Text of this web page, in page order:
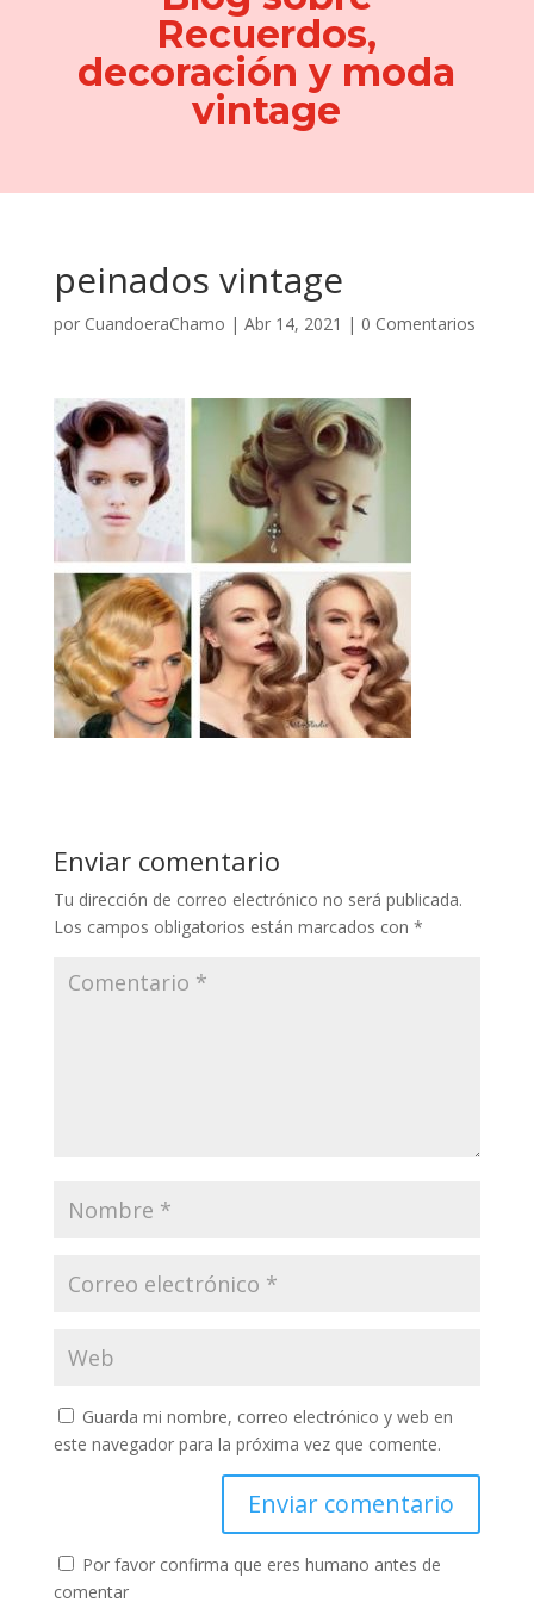
Recuerdos,
decoración y moda
vintage
peinados vintage
por CuandoeraChamo | Abr 14, 2021 | 0 Comentarios
Enviar comentario
Tu dirección de correo electrónico no será publicada.
Los campos obligatorios están marcados con *
Guarda mi nombre, correo electrónico y web en
este navegador para la próxima vez que comente.
Por favor confirma que eres humano antes de
comentar